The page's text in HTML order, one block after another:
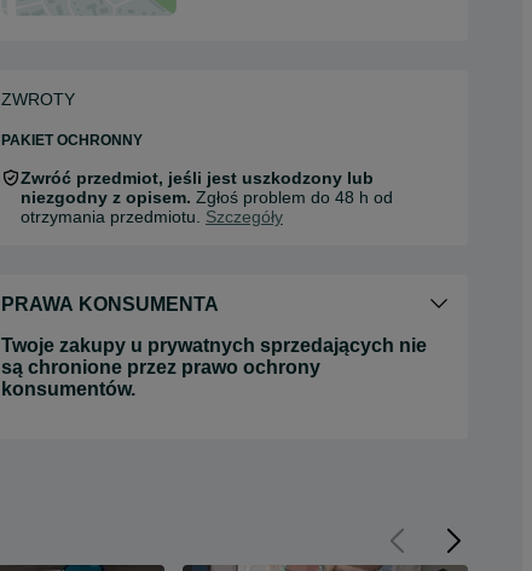
ZWROTY
PAKIET OCHRONNY
Zwróć przedmiot, jeśli jest uszkodzony lub
niezgodny z opisem. Zgłoś problem do 48 h od
otrzymania przedmiotu. Szczegóły
PRAWA KONSUMENTA
Twoje zakupy u prywatnych sprzedających nie
są chronione przez prawo ochrony
konsumentów.